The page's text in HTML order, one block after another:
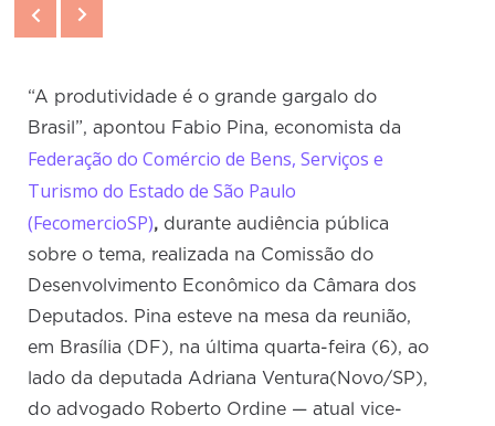
“A produtividade é o grande gargalo do
Brasil”, apontou Fabio Pina, economista da
Federação do Comércio de Bens, Serviços e
Turismo do Estado de São Paulo
(FecomercioSP), durante audiência pública
sobre o tema, realizada na Comissão do
Desenvolvimento Econômico da Câmara dos
Deputados. Pina esteve na mesa da reunião,
em Brasília (DF), na última quarta-feira (6), ao
lado da deputada Adriana Ventura(Novo/SP),
do advogado Roberto Ordine — atual vice-